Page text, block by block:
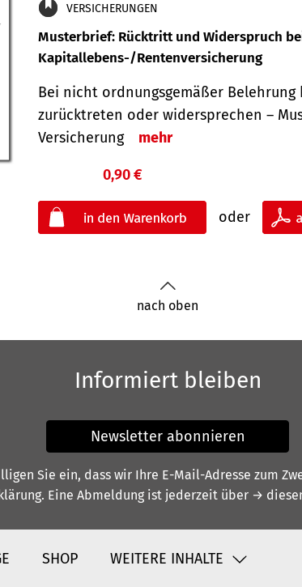
VERSICHERUNGEN
Musterbrief: Rücktritt und Widerspruch
Kapitallebens-/Rentenversicherung
Bei nicht ordnungsgemäßer Belehrung
zurücktreten oder widersprechen –
Versicherung
mehr
0,90 €
oder
nach oben
Informiert bleiben
Newsletter abonnieren
Sie ein, dass wir Ihre E-Mail-Adresse zum
. Eine Abmeldung ist jederzeit über →
SHOP WEITERE INHALTE